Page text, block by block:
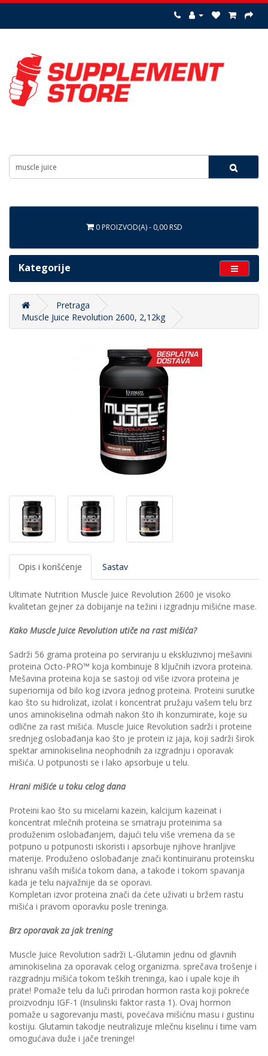
0 PROIZVOD(A) - 0,00 RSD
Kategorije
Pretraga
Muscle Juice Revolution 2600, 2,12kg
Opis i korišćenje Sastav
Ultimate Nutrition Muscle Juice Revolution 2600 je visoko
kvalitetan gejner za dobijanje na težini i izgradnju mišićne mase.
Kako Muscle Juice Revolution utiče na rast mišića?
Sadrži 56 grama proteina po serviranju u ekskluzivnoj mešavini
proteina Octo-PRO™ koja kombinuje 8 ključnih izvora proteina.
Mešavina proteina koja se sastoji od više izvora proteina je
superiornija od bilo kog izvora jednog proteina. Proteini surutke
kao što su hidrolizat, izolat i koncentrat pružaju vašem telu brz
unos aminokiselina odmah nakon što ih konzumirate, koje su
odlične za rast mišića. Muscle Juice Revolution sadrži i proteine
srednjeg oslobađanja kao što je protein iz jaja, koji sadrži širok
spektar aminokiselina neophodnih za izgradnju i oporavak
mišića. U potpunosti se i lako apsorbuje u telu.
Hrani mišiće u toku celog dana
Proteini kao što su micelarni kazein, kalcijum kazeinat i
koncentrat mlečnih proteina se smatraju proteinima sa
produženim oslobađanjem, dajući telu više vremena da se
potpuno u potpunosti iskoristi i apsorbuje njihove hranljive
materije. Produženo oslobađanje znači kontinuiranu proteinsku
ishranu vaših mišića tokom dana, a takođe i tokom spavanja
kada je telu najvažnije da se oporavi.
Kompletan izvor proteina znači da ćete uživati u bržem rastu
mišića i pravom oporavku posle treninga.
Brz oporavak za jak trening
Muscle Juice Revolution sadrži L-Glutamin jednu od glavnih
aminokiselina za oporavak celog organizma. sprečava trošenje i
razgradnju mišića tokom teških treninga, kao i upale koje ih
prate! Pomaže telu da luči prirodan hormon rasta koji pokreće
proizvodnju IGF-1 (Insulinski faktor rasta 1). Ovaj hormon
pomaže u sagorevanju masti, povećava mišićnu masu i gustinu
kostiju. Glutamin takodje neutralizuje mlečnu kiselinu i time vam
omogućava duže i jače treninge!